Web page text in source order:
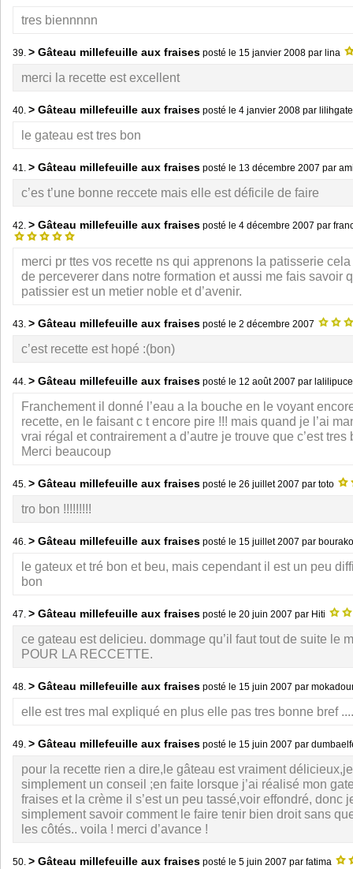
tres biennnnn
39. > Gâteau millefeuille aux fraises posté le 15 janvier 2008 par lina
merci la recette est excellent
40. > Gâteau millefeuille aux fraises posté le 4 janvier 2008 par
le gateau est tres bon
41. > Gâteau millefeuille aux fraises posté le 13 décembre 2007 par
c’es t’une bonne reccete mais elle est déficile de faire
42. > Gâteau millefeuille aux fraises posté le 4 décembre 2007 par
merci pr ttes vos recette ns qui apprenons la patisserie
de perceverer dans notre formation et aussi me fais savoir
patissier est un metier noble et d’avenir.
43. > Gâteau millefeuille aux fraises posté le 2 décembre 2007
c’est recette est hopé :(bon)
44. > Gâteau millefeuille aux fraises posté le 12 août 2007 par
Franchement il donné l’eau a la bouche en le voyant
recette, en le faisant c t encore pire !!! mais quand je l’ai
vrai régal et contrairement a d’autre je trouve que c’est
Merci beaucoup
45. > Gâteau millefeuille aux fraises posté le 26 juillet 2007 par toto
tro bon !!!!!!!!!
46. > Gâteau millefeuille aux fraises posté le 15 juillet 2007 par
le gateux et tré bon et beu, mais cependant il est un peu
bon
47. > Gâteau millefeuille aux fraises posté le 20 juin 2007 par Hiti
ce gateau est delicieu. dommage qu’il faut tout de suite le
POUR LA RECCETTE.
48. > Gâteau millefeuille aux fraises posté le 15 juin 2007 par
elle est tres mal expliqué en plus elle pas tres bonne bref
49. > Gâteau millefeuille aux fraises posté le 15 juin 2007 par
pour la recette rien a dire,le gâteau est vraiment
simplement un conseil ;en faite lorsque j’ai réalisé mon
fraises et la crème il s’est un peu tassé,voir effondré, donc
simplement savoir comment le faire tenir bien droit sans
les côtés.. voila ! merci d’avance !
50. > Gâteau millefeuille aux fraises posté le 5 juin 2007 par fatima